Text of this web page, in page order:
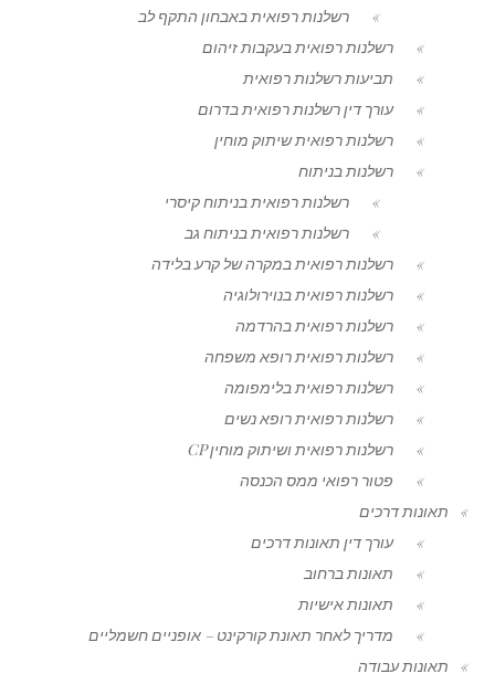
רשלנות רפואית באבחון התקף לב
רשלנות רפואית בעקבות זיהום
תביעות רשלנות רפואית
עורך דין רשלנות רפואית בדרום
רשלנות רפואית שיתוק מוחין
רשלנות בניתוח
רשלנות רפואית בניתוח קיסרי
רשלנות רפואית בניתוח גב
רשלנות רפואית במקרה של קרע בלידה
רשלנות רפואית בנוירולוגיה
רשלנות רפואית בהרדמה
רשלנות רפואית רופא משפחה
רשלנות רפואית בלימפומה
רשלנות רפואית רופא נשים
רשלנות רפואית ושיתוק מוחין CP
פטור רפואי ממס הכנסה
תאונות דרכים
עורך דין תאונות דרכים
תאונות ברחוב
תאונות אישיות
מדריך לאחר תאונת קורקינט – אופניים חשמליים
תאונות עבודה